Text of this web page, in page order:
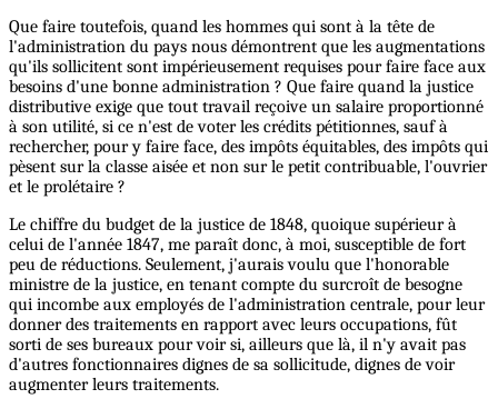
Que faire toutefois, quand les hommes qui sont à la tête de
l'administration du pays nous démontrent que les augmentations
qu'ils sollicitent sont impérieusement requises pour faire face aux
besoins d'une bonne administration ? Que faire quand la justice
distributive exige que tout travail reçoive un salaire proportionné
à son utilité, si ce n'est de voter les crédits pétitionnes, sauf à
rechercher, pour y faire face, des impôts équitables, des impôts qui
pèsent sur la classe aisée et non sur le petit contribuable, l'ouvrier
et le prolétaire ?
Le chiffre du budget de la justice de 1848, quoique supérieur à
celui de l'année 1847, me paraît donc, à moi, susceptible de fort
peu de réductions. Seulement, j'aurais voulu que l'honorable
ministre de la justice, en tenant compte du surcroît de besogne
qui incombe aux employés de l'administration centrale, pour leur
donner des traitements en rapport avec leurs occupations, fût
sorti de ses bureaux pour voir si, ailleurs que là, il n'y avait pas
d'autres fonctionnaires dignes de sa sollicitude, dignes de voir
augmenter leurs traitements.